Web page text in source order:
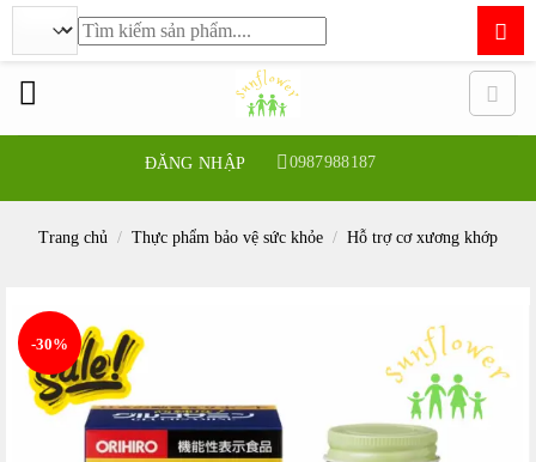
ĐĂNG NHẬP 0987988187
Tìm
kiếm:
Trang chủ / Thực phẩm bảo vệ sức khỏe / Hỗ trợ cơ xương khớp
-30%